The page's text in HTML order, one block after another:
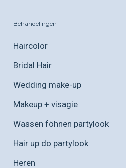
Behandelingen
Haircolor
Bridal Hair
Wedding make-up
Makeup + visagie
Wassen föhnen partylook
Hair up do partylook
Heren